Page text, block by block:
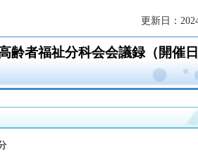
更新日：
齢者福祉分科会会議録（開催